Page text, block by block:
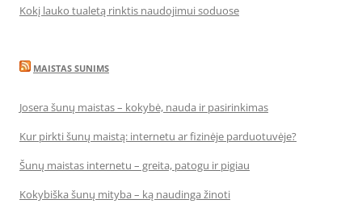
Kokį lauko tualetą rinktis naudojimui soduose
MAISTAS SUNIMS
Josera šunų maistas – kokybė, nauda ir pasirinkimas
Kur pirkti šunų maistą: internetu ar fizinėje parduotuvėje?
Šunų maistas internetu – greita, patogu ir pigiau
Kokybiška šunų mityba – ką naudinga žinoti